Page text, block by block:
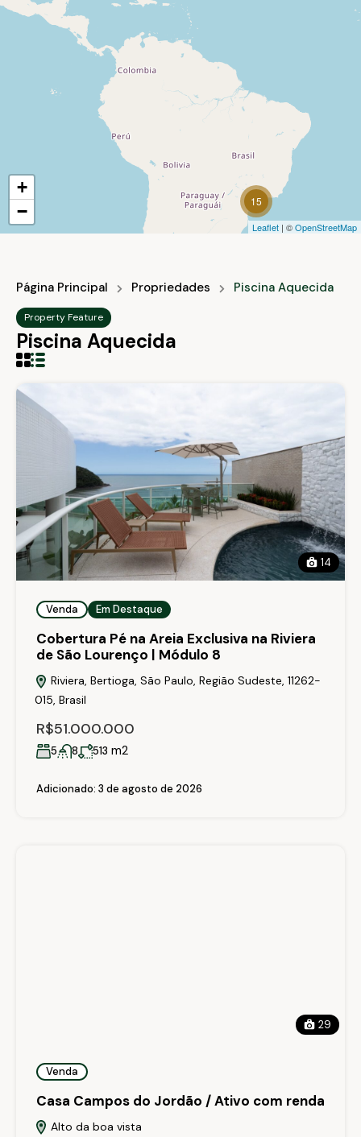
15
+
−
Leaflet | ©OpenStreetMap
Página Principal Propriedades Piscina Aquecida
Property Feature
Piscina Aquecida
14
Venda Em Destaque
Cobertura Pé na Areia Exclusiva na Riviera
de São Lourenço | Módulo 8
Riviera, Bertioga, São Paulo, Região Sudeste, 11262-
015, Brasil
R$51.000.000
5 8 513 m2
Adicionado: 3 de agosto de 2026
29
Venda
Casa Campos do Jordão / Ativo com renda
Alto da boa vista